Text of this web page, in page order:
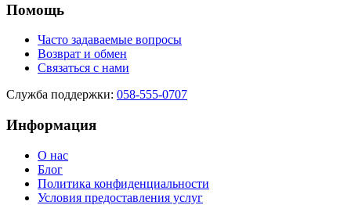
Помощь
Часто задаваемые вопросы
Возврат и обмен
Связаться с нами
Служба поддержки: 058-555-0707
Информация
О нас
Блог
Политика конфиденциальности
Условия предоставления услуг